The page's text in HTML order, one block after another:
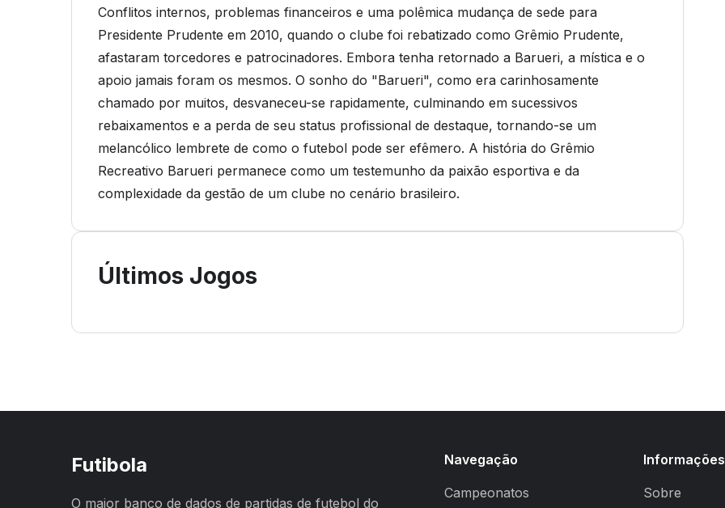
Conflitos internos, problemas financeiros e uma polêmica mudança de sede para
Presidente Prudente em 2010, quando o clube foi rebatizado como Grêmio Prudente,
afastaram torcedores e patrocinadores. Embora tenha retornado a Barueri, a mística e o
apoio jamais foram os mesmos. O sonho do "Barueri", como era carinhosamente
chamado por muitos, desvaneceu-se rapidamente, culminando em sucessivos
rebaixamentos e a perda de seu status profissional de destaque, tornando-se um
melancólico lembrete de como o futebol pode ser efêmero. A história do Grêmio
Recreativo Barueri permanece como um testemunho da paixão esportiva e da
complexidade da gestão de um clube no cenário brasileiro.
Últimos Jogos
Futibola
O maior banco de dados de partidas de futebol do
Navegação
Campeonatos
Informações
Sobre